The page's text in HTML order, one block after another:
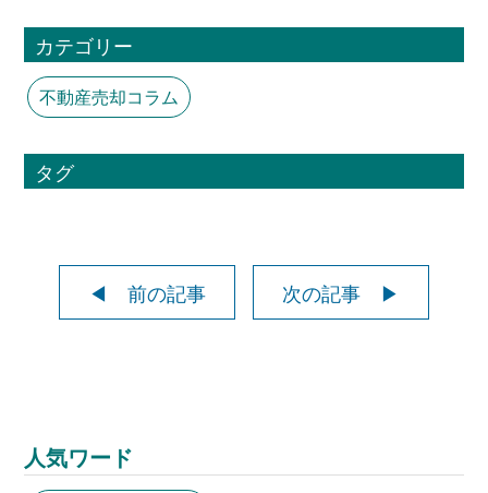
カテゴリー
不動産売却コラム
タグ
◀ 前の記事 次の記事 ▶
人気ワード